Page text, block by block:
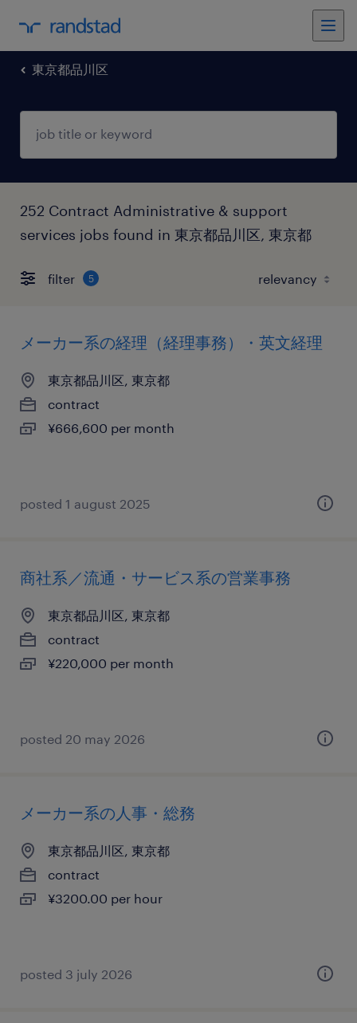
東京都品川区
252 Contract Administrative & support
services jobs found in 東京都品川区, 東京都
filter 5
メーカー系の経理（経理事務）・英文経理
東京都品川区, 東京都
contract
¥666,600 per month
posted 1 august 2025
商社系／流通・サービス系の営業事務
東京都品川区, 東京都
contract
¥220,000 per month
posted 20 may 2026
メーカー系の人事・総務
東京都品川区, 東京都
contract
¥3200.00 per hour
posted 3 july 2026